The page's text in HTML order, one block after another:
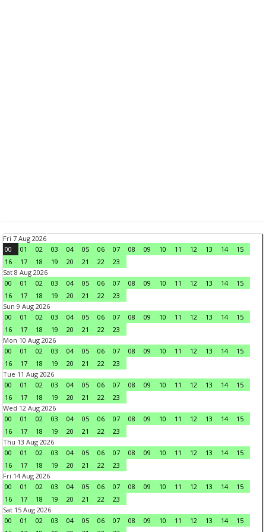
Fri 7 Aug 2026
00
01 02 03 04 05 06 07 08 09 10 11 12 13 14
15
16
17 18 19 20 21 22
23
Sat 8 Aug 2026
00
01 02 03 04 05 06 07 08 09 10 11 12 13 14
15
16
17 18 19 20 21 22
23
Sun 9 Aug 2026
00
01 02 03 04 05 06 07 08 09 10 11 12 13 14
15
16
17 18 19 20 21 22
23
Mon 10 Aug 2026
00
01 02 03 04 05 06 07 08 09 10 11 12 13 14
15
16
17 18 19 20 21 22
23
Tue 11 Aug 2026
00
01 02 03 04 05 06 07 08 09 10 11 12 13 14
15
16
17 18 19 20 21 22
23
Wed 12 Aug 2026
00
01 02 03 04 05 06 07 08 09 10 11 12 13 14
15
16
17 18 19 20 21 22
23
Thu 13 Aug 2026
00
01 02 03 04 05 06 07 08 09 10 11 12 13 14
15
16
17 18 19 20 21 22
23
Fri 14 Aug 2026
00
01 02 03 04 05 06 07 08 09 10 11 12 13 14
15
16
17 18 19 20 21 22
23
Sat 15 Aug 2026
00
01 02 03 04 05 06 07 08 09 10 11 12 13 14
15